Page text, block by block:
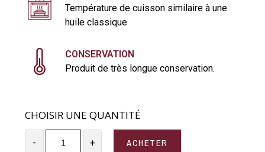
Température de cuisson similaire à une
huile classique
CONSERVATION
Produit de très longue conservation.
CHOISIR UNE QUANTITÉ
- + ACHETER